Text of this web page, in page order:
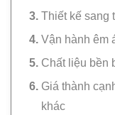
Thiết kế sang
Vận hành êm
Chất liệu bền
Giá thành
khác